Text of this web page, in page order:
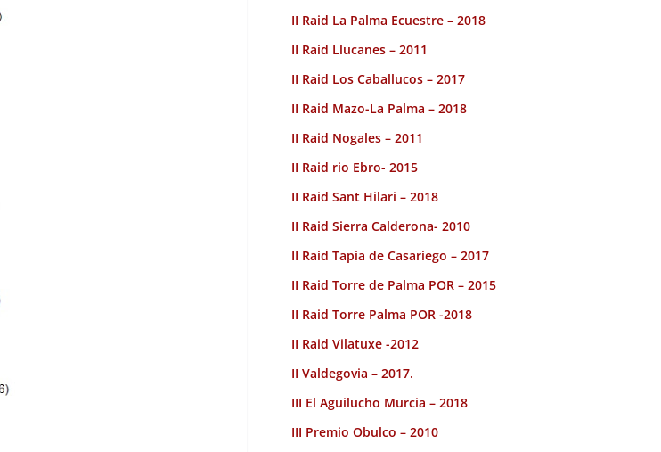
II Raid La Palma Ecuestre – 2018
II Raid Llucanes – 2011
II Raid Los Caballucos – 2017
II Raid Mazo-La Palma – 2018
II Raid Nogales – 2011
II Raid rio Ebro- 2015
II Raid Sant Hilari – 2018
II Raid Sierra Calderona- 2010
II Raid Tapia de Casariego – 2017
II Raid Torre de Palma POR – 2015
II Raid Torre Palma POR -2018
II Raid Vilatuxe -2012
II Valdegovia – 2017.
III El Aguilucho Murcia – 2018
III Premio Obulco – 2010